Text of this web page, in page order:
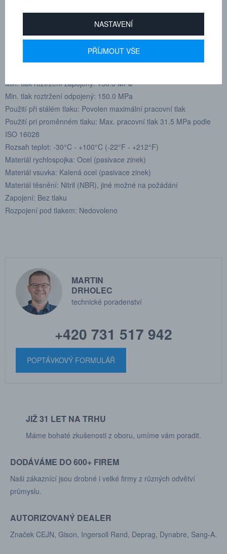
Průtok: 12 l/min (2.6 GPM UK)
Min. tlak roztržení zapojený: 150.0 MPa
Min. tlak roztržení odpojený: 150.0 MPa
Použití při stálém tlaku: Povolen maximální pracovní tlak
Použití pri proměnném tlaku: Max. pracovní tlak 31.5 MPa podle
ISO 16028
Rozsah teplot: -30°C - +100°C (-22°F - +212°F)
Materiál rychlospojka: Ocel (pasivace zinek)
Materiál vsuvka: Kalená ocel (pasivace zinek)
Materiál těsnění: Nitril (NBR), jiné možné na požádání
Zapojení: Bez tlaku
Rozpojení pod tlakem: Nedovoleno
MARTIN
DRHOLEC
technické poradenství
+420 731 517 942
POPTÁVKOVÝ FORMULÁŘ
JIŽ 31 LET NA TRHU
Máme bohaté zkušenosti z oboru, umíme vám poradit.
DODÁVÁME DO 600+ FIREM
Naši zákaznící jsou drobné i velké firmy z různých odvětví
průmyslu.
AUTORIZOVANÝ DEALER
Značek CEJN, Gison, Ingersoll Rand, Deprag, Dynabre, Sang-A.
NASTAVENÍ
PŘÍJMOUT VŠE